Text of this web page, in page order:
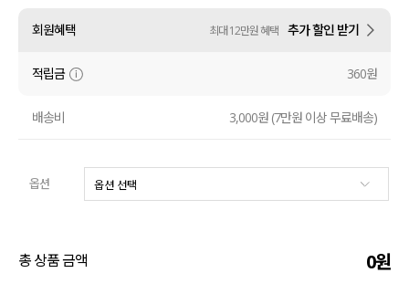
셔츠
원피스
니트
회원혜택 최대 12만원 혜택 추가 할인 받기
적립금 360원
배송비 3,000원 (7만원 이상 무료배송)
옵션
총 상품 금액 0원